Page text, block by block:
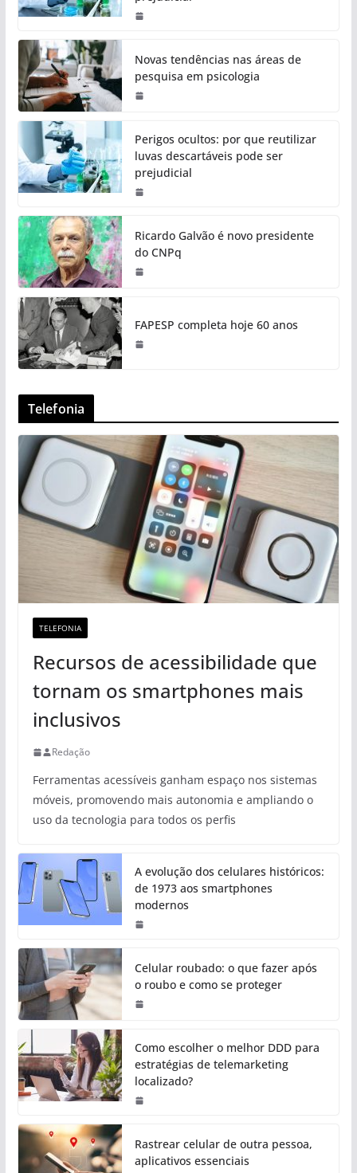
Novas tendências nas áreas de
pesquisa em psicologia
Perigos ocultos: por que reutilizar
luvas descartáveis pode ser
prejudicial
Ricardo Galvão é novo presidente
do CNPq
FAPESP completa hoje 60 anos
Telefonia
TELEFONIA
Recursos de acessibilidade que
tornam os smartphones mais
inclusivos
Redação
Ferramentas acessíveis ganham espaço nos sistemas
móveis, promovendo mais autonomia e ampliando o
uso da tecnologia para todos os perfis
A evolução dos celulares históricos:
de 1973 aos smartphones
modernos
Celular roubado: o que fazer após
o roubo e como se proteger
Como escolher o melhor DDD para
estratégias de telemarketing
localizado?
Rastrear celular de outra pessoa,
aplicativos essenciais